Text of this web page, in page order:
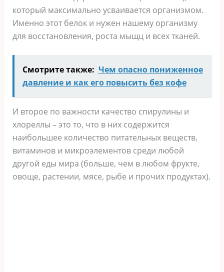
который максимально усваивается организмом.
Именно этот белок и нужен нашему организму
для восстановления, роста мыщц и всех тканей.
Смотрите также: Чем опасно пониженное
давление и как его повысить без кофе
И второе по важности качество спирулины и
хлореллы – это то, что в них содержится
наибольшее количество питательных веществ,
витаминов и микроэлементов среди любой
другой еды мира (больше, чем в любом фрукте,
овоще, растении, мясе, рыбе и прочих продуктах).